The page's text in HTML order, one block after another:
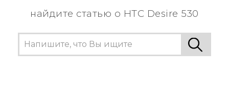
найдите статью о HTC Desire 530